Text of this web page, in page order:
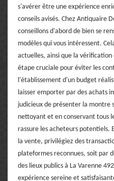
s'avérer être une expérience
conseils avisés. Chez Antiquaire
conseillons d'abord de bien se
modèles qui vous intéressent.
actuelles, ainsi que la
étape cruciale pour éviter les
l'établissement d'un budget
laisser emporter par des achats
judicieux de présenter la montre
nettoyant et en conservant tous
rassure les acheteurs potentiels.
la vente, privilégiez des
plateformes reconnues, soit par
des lieux publics à La Varenne
expérience sereine et